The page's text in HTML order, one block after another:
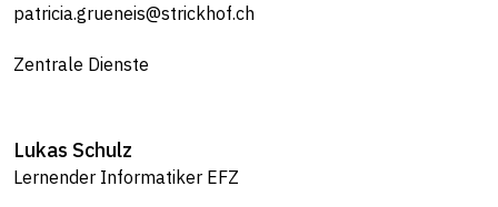
patricia.grueneis@strickhof.ch
Zentrale Dienste
Lukas Schulz
Lernender Informatiker EFZ